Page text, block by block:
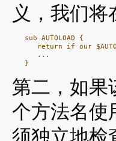
义，我们将
   sub AUTOLOAD {
return if our
      ...
第二，如果
个方法名使
须独立地检